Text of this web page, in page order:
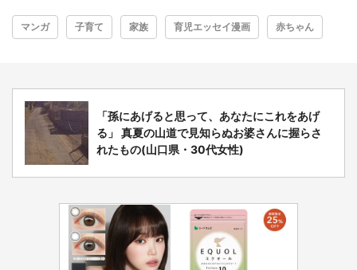
マンガ 子育て 家族 育児エッセイ漫画 赤ちゃん
「孫にあげると思って、あなたにこれをあげ
る」 真夏の山道で見知らぬお婆さんに握らさ
れたもの(山口県・30代女性)